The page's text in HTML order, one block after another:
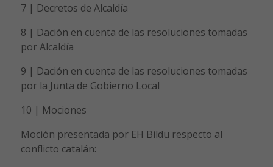
7 | Decretos de Alcaldía
8 | Dación en cuenta de las resoluciones tomadas
por Alcaldía
9 | Dación en cuenta de las resoluciones tomadas
por la Junta de Gobierno Local
10 | Mociones
Moción presentada por EH Bildu respecto al
conflicto catalán: